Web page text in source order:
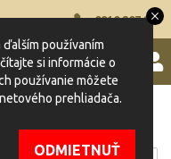
0910 207 205
používaním
si informácie o
používanie môžete
prehliadača.
ODMIETNUŤ